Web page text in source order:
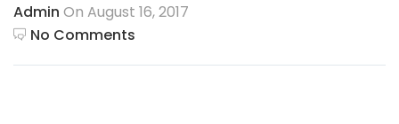
Admin On August 16, 2017
No Comments